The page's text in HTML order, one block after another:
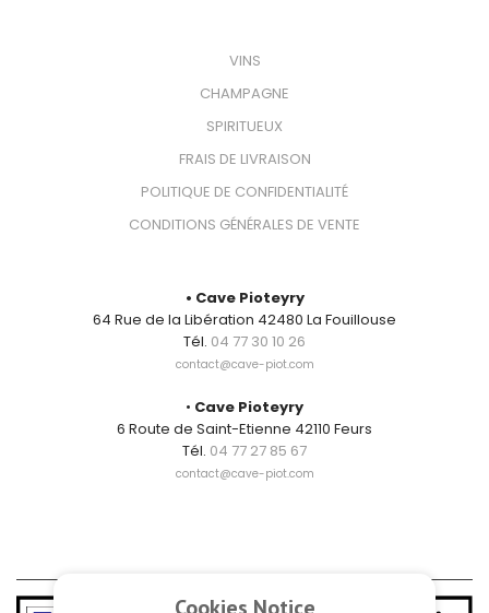
VINS
CHAMPAGNE
SPIRITUEUX
FRAIS DE LIVRAISON
POLITIQUE DE CONFIDENTIALITÉ
CONDITIONS GÉNÉRALES DE VENTE
• Cave Pioteyry
64 Rue de la Libération 42480 La Fouillouse
Tél. 04 77 30 10 26
contact@cave-piot.com
• Cave Pioteyry
6 Route de Saint-Etienne 42110 Feurs
Tél. 04 77 27 85 67
contact@cave-piot.com